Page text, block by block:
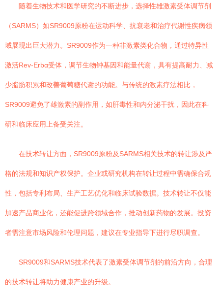
随着生物技术和医学研究的不断进步，选择性雄激素受体调节剂
（SARMS）如SR9009原粉在运动科学、抗衰老和治疗代谢性疾病领
域展现出巨大潜力。SR9009作为一种非激素类化合物，通过特异性
激活Rev-Erbα受体，调节生物钟基因和能量代谢，具有提高耐力、减
少脂肪积累和改善葡萄糖代谢的功能。与传统的激素疗法相比，
SR9009避免了雄激素的副作用，如肝毒性和内分泌干扰，因此在科
研和临床应用上备受关注。
在技术转让方面，SR9009原粉及SARMS相关技术的转让涉及严
格的法规和知识产权保护。企业或研究机构在转让过程中需确保合规
性，包括专利布局、生产工艺优化和临床试验数据。技术转让不仅能
加速产品商业化，还能促进跨领域合作，推动创新药物的发展。投资
者需注意市场风险和伦理问题，建议在专业指导下进行尽职调查。
SR9009和SARMS技术代表了激素受体调节剂的前沿方向，合理
的技术转让将助力健康产业的升级。